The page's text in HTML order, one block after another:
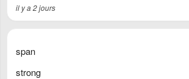
il y a 2 jours
span
strong